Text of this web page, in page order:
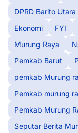
DPRD Barito Utara
Ekonomi
FYI
Murung Raya
Pemkab Barut
pemkab Murung
Pemkab murung
Pemkab Murung
Seputar Berita